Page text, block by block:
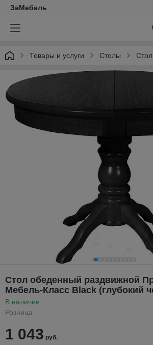
ЗаМебель
Товары и услуги Столы
Стол обеденный раздвижной
Мебель-Класс Black (глубокий
В наличии
Розница
1 043 руб.